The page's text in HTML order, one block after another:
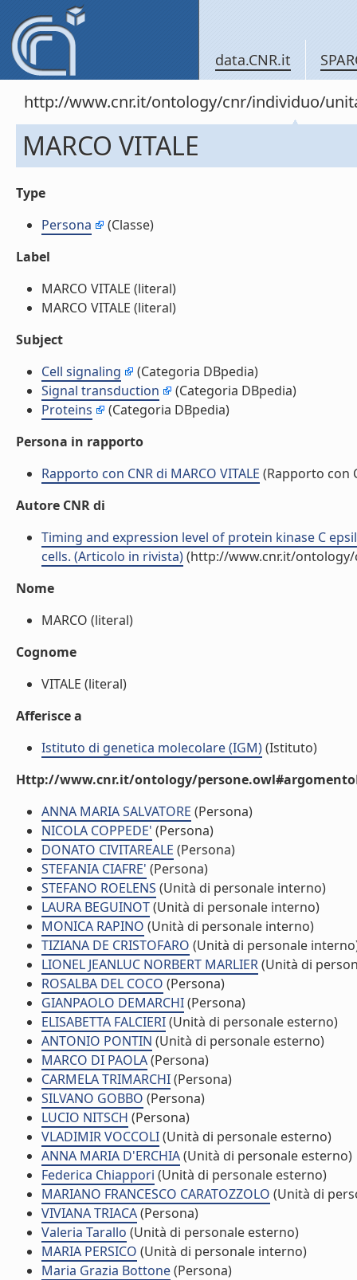
data.CNR.it
http://www.cnr.it/ontology/cnr/individuo/
MARCO VITALE
Type
Persona
(Classe)
Label
MARCO VITALE (literal)
MARCO VITALE (literal)
Subject
Cell signaling
(Categoria DBpedia)
Signal transduction
(Categoria DBpedia)
Proteins
(Categoria DBpedia)
Persona in rapporto
Rapporto con CNR di MARCO VITALE (Rapporto con
Autore CNR di
Timing and expression level of protein kinase C
cells. (Articolo in rivista)(http://www.cnr.it/
Nome
MARCO (literal)
Cognome
VITALE (literal)
Afferisce a
Istituto di genetica molecolare (IGM)(Istituto)
Http://www.cnr.it/ontology/
ANNA MARIA SALVATORE (Persona)
NICOLA COPPEDE' (Persona)
DONATO CIVITAREALE (Persona)
STEFANIA CIAFRE' (Persona)
STEFANO ROELENS (Unità di personale interno)
LAURA BEGUINOT(Unità di personale interno)
MONICA RAPINO (Unità di personale interno)
TIZIANA DE CRISTOFARO (Unità di personale
LIONEL JEANLUC NORBERT MARLIER(Unità di
ROSALBA DEL COCO (Persona)
GIANPAOLO DEMARCHI(Persona)
ELISABETTA FALCIERI(Unità di personale esterno)
ANTONIO PONTIN (Unità di personale esterno)
MARCO DI PAOLA(Persona)
CARMELA TRIMARCHI(Persona)
SILVANO GOBBO (Persona)
LUCIO NITSCH (Persona)
VLADIMIR VOCCOLI(Unità di personale esterno)
ANNA MARIA D'ERCHIA(Unità di personale esterno)
Federica Chiappori (Unità di personale esterno)
MARIANO FRANCESCO CARATOZZOLO (Unità di
VIVIANA TRIACA(Persona)
Valeria Tarallo (Unità di personale esterno)
MARIA PERSICO (Unità di personale interno)
Maria Grazia Bottone(Persona)